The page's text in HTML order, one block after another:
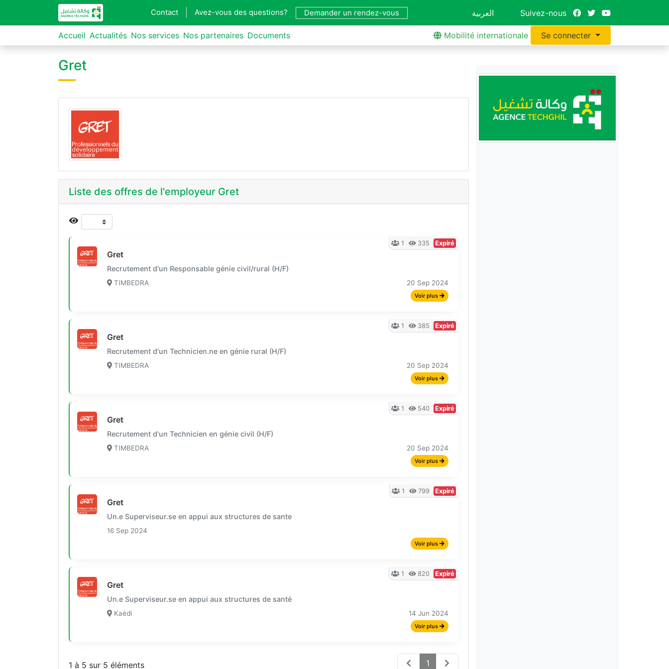
Contact Avez-vous des questions? Demander un rendez-vous العربية Suivez-nous
Accueil Actualités Nos services Nos partenaires Documents Mobilité internationale Se connecter
Gret
Liste des offres de l'employeur Gret
Gret
Recrutement d'un Responsable génie civil/rural (H/F)
TIMBEDRA 20 Sep 2024
1 335 Expiré
Voir plus
Gret
Recrutement d'un Technicien.ne en génie rural (H/F)
TIMBEDRA 20 Sep 2024
1 385 Expiré
Voir plus
Gret
Recrutement d'un Technicien en génie civil (H/F)
TIMBEDRA 20 Sep 2024
1 540 Expiré
Voir plus
Gret
Un.e Superviseur.se en appui aux structures de sante
16 Sep 2024
1 799 Expiré
Voir plus
Gret
Un.e Superviseur.se en appui aux structures de santé
Kaédi 14 Jun 2024
1 820 Expiré
Voir plus
1 à 5 sur 5 éléments 1